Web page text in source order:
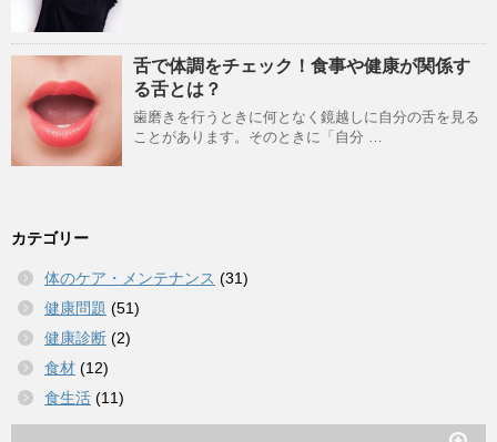
舌で体調をチェック！食事や健康が関係す
る舌とは？
歯磨きを行うときに何となく鏡越しに自分の舌を見る
ことがあります。そのときに「自分 …
カテゴリー
体のケア・メンテナンス (31)
健康問題 (51)
健康診断 (2)
食材 (12)
食生活 (11)